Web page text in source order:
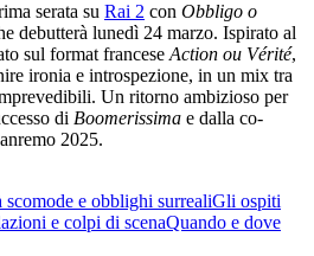
serata su Rai 2 con Obbligo o
debutterà lunedì 24 marzo. Ispirato al
sul format francese Action ou Vérité,
ironia e introspezione, in un mix tra
Un ritorno ambizioso per
di Boomerissima e dalla co-
2025.
e obblighi surrealiGli ospiti
e colpi di scenaQuando e dove